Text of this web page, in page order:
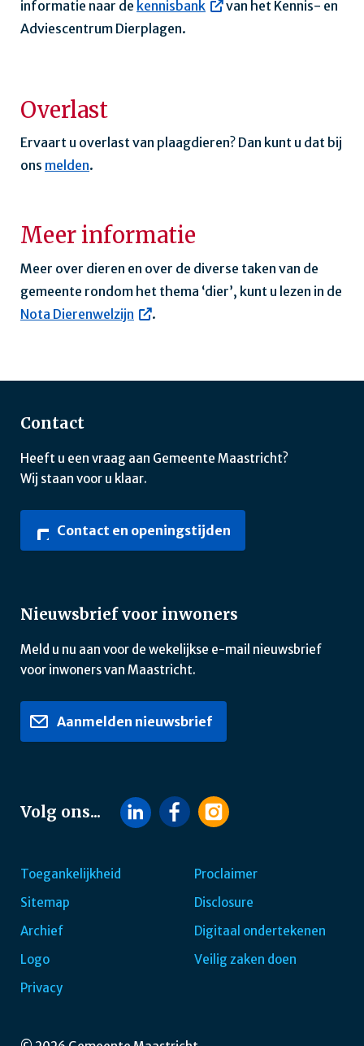
informatie naar de kennisbank
van het Kennis- en
Adviescentrum Dierplagen.
Overlast
Ervaart u overlast van plaagdieren? Dan kunt u dat bij
ons melden.
Meer informatie
Meer over dieren en over de diverse taken van de
gemeente rondom het thema ‘dier’, kunt u lezen in de
Nota Dierenwelzijn
.
Contact
Heeft u een vraag aan Gemeente Maastricht?
Wij staan voor u klaar.
Contact en openingstijden
Nieuwsbrief voor inwoners
Meld u nu aan voor de wekelijkse e-mail nieuwsbrief
voor inwoners van Maastricht.
Aanmelden nieuwsbrief
Volg ons...
Footer
navigatie
Toegankelijkheid
Sitemap
Archief
Logo
Privacy
Proclaimer
Disclosure
Digitaal ondertekenen
Veilig zaken doen